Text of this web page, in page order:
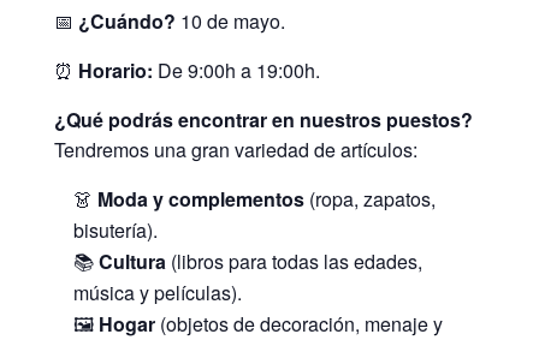
📅 ¿Cuándo? 10 de mayo.
⏰ Horario: De 9:00h a 19:00h.
¿Qué podrás encontrar en nuestros puestos?
Tendremos una gran variedad de artículos:
👗 Moda y complementos(ropa, zapatos,
bisutería).
📚Cultura(libros para todas las edades,
música y películas).
🖼️ Hogar(objetos de decoración, menaje y